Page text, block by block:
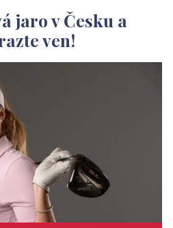
jaro v Česku a
ven!